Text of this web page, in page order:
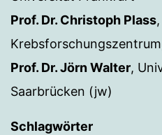
Prof. Dr. Christoph Plass
Prof. Dr. Jörn Walter,
Saarbrücken (jw)
Schlagwörter